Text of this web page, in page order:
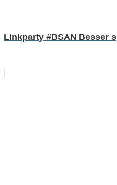
Linkparty #BSAN Besser